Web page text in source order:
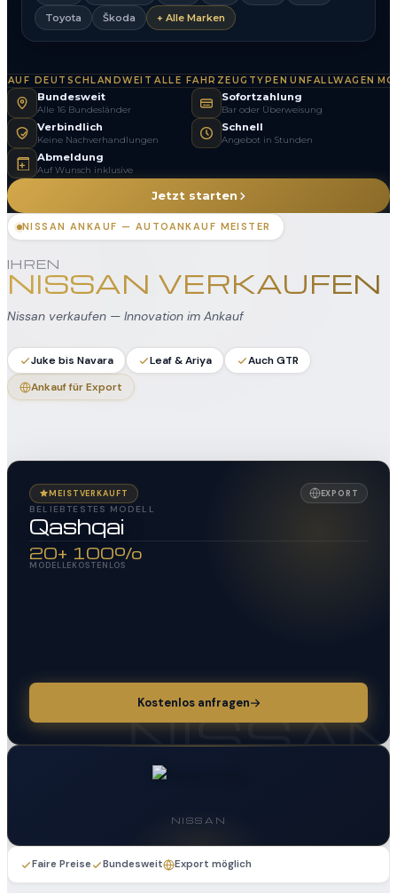
Toyota
Škoda + Alle Marken
DEUTSCHLANDWEIT ALLE FAHRZEUGTYPEN·UNFALLWAGEN·
Bundesweit
Alle 16 Bundesländer
Sofortzahlung
Bar oder Überweisung
Verbindlich
Keine Nachverhandlungen
Schnell
Angebot in Stunden
Abmeldung
Auf Wunsch inklusive
Jetzt starten
NISSAN ANKAUF — AUTOANKAUF MEISTER
IHREN
NISSAN VERKAUFEN
Nissan verkaufen — Innovation im Ankauf
Juke bis Navara Leaf & Ariya
Auch GTR
Ankauf für Export
MEISTVERKAUFT EXPORT
BELIEBTESTES MODELL
Qashqai
20+
MODELLE
100%
KOSTENLOS
Kostenlos anfragen
NISSAN
Faire Preise Bundesweit Export möglich